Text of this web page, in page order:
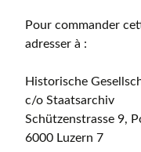
Pour commander
adresser à :
Historische
c/o Staatsarchiv
Schützenstrasse 9,
6000 Luzern 7